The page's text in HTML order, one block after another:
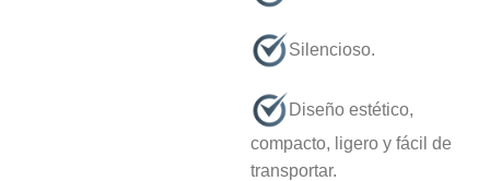
Silencioso.
Diseño estético,
compacto, ligero y fácil de
transportar.